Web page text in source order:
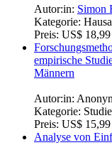
Autor:in: Simon
Kategorie:
Preis: US$ 18,99
empirische
Männern
Autor:in:
Kategorie:
Preis: US$ 15,99
Analyse von